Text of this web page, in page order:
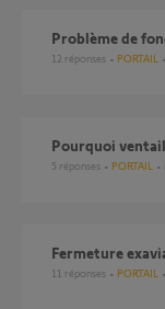
Problème de
12 réponses PORTAIL
Pourquoi
5 réponses PORTAIL
fermeture
11 réponses PORTAIL